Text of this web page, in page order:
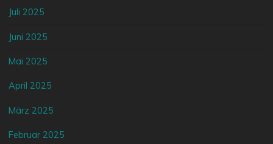
Juli 2025
Juni 2025
Mai 2025
April 2025
März 2025
Februar 2025